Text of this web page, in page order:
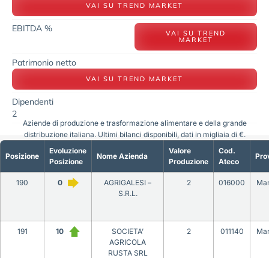
VAI SU TREND MARKET
EBITDA % VAI SU TREND
MARKET
Patrimonio netto
VAI SU TREND MARKET
Dipendenti
2
Posizione
Evoluzione
Posizione
Nome Azienda
Valore
Produzione
Cod.
Ateco
190 0
AGRIGALESI –
S.R.L.
2 016000
191 10
SOCIETA’
AGRICOLA
RUSTA SRL
2 011140
Aziende di produzione e trasformazione alimentare e della grande
distribuzione italiana. Ultimi bilanci disponibili, dati in migliaia di €.